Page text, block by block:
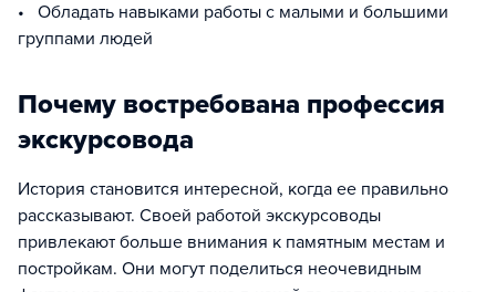
• Обладать навыками работы с малыми и большими
группами людей
Почему востребована профессия
экскурсовода
История становится интересной, когда ее правильно
рассказывают. Своей работой экскурсоводы
привлекают больше внимания к памятным местам и
постройкам. Они могут поделиться неочевидным